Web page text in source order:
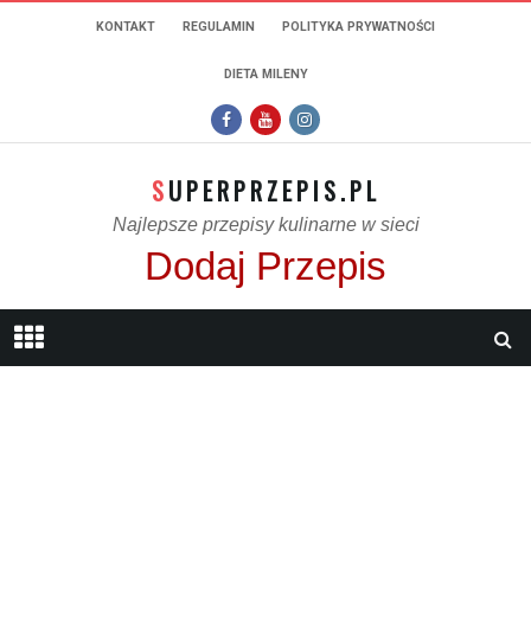
KONTAKT REGULAMIN POLITYKA PRYWATNOŚCI
DIETA MILENY
SUPERPRZEPIS.PL
Najlepsze przepisy kulinarne w sieci
Dodaj Przepis